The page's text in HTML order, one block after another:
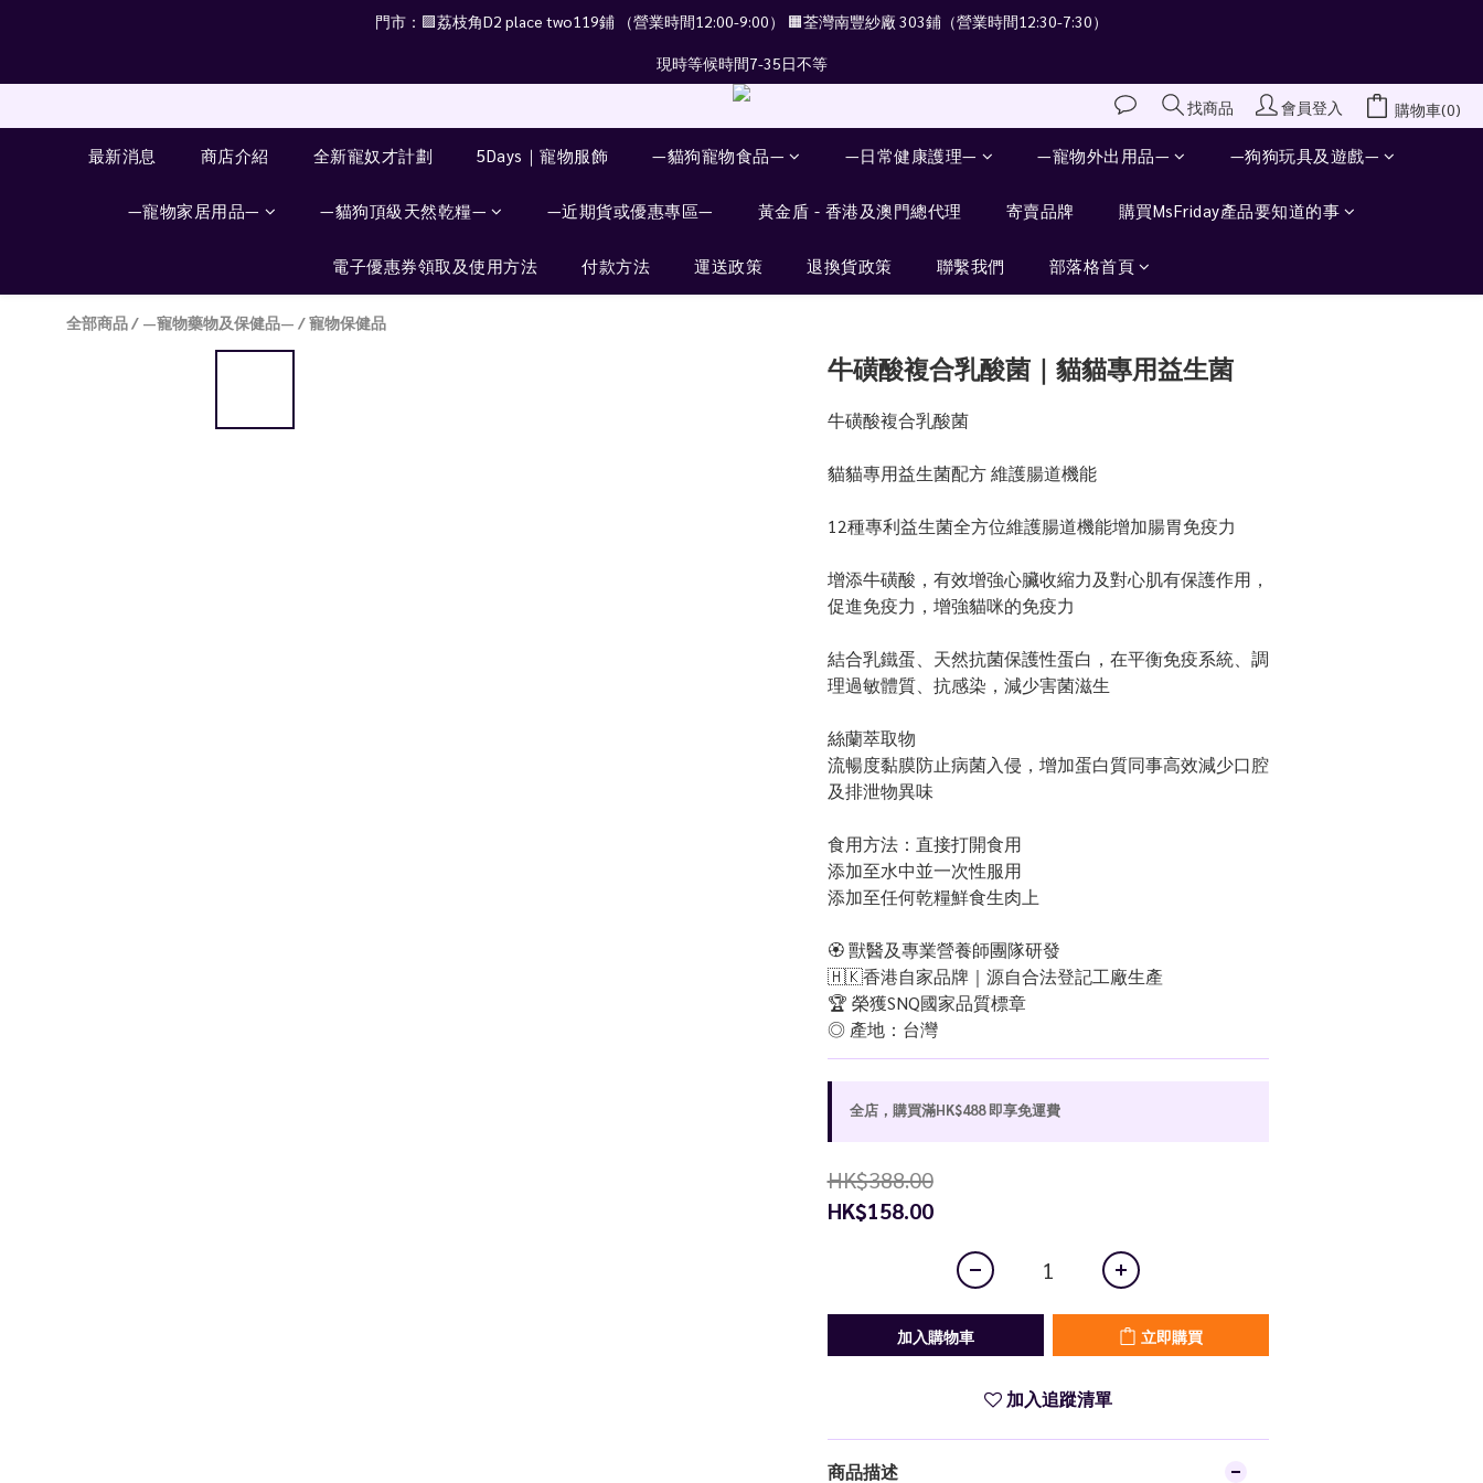
門市：🟪荔枝角D2 place two119鋪 （營業時間12:00-9:00） 🟧荃灣南豐紗廠 303鋪（營業時間12:30-7:30）
現時等候時間7-35日不等
找商品 會員登入 購物車(0)
最新消息 商店介紹 全新寵奴才計劃 5Days｜寵物服飾 —貓狗寵物食品— —日常健康護理— —寵物外出用品— —狗狗玩具及遊戲—
—寵物家居用品— —貓狗頂級天然乾糧— —近期貨或優惠專區— 黃金盾 - 香港及澳門總代理 寄賣品牌 購買MsFriday產品要知道的事
電子優惠券領取及使用方法 付款方法 運送政策 退換貨政策 聯繫我們 部落格首頁
全部商品/ —寵物藥物及保健品— /寵物保健品
牛磺酸複合乳酸菌｜貓貓專用益生菌
牛磺酸複合乳酸菌
貓貓專用益生菌配方 維護腸道機能
12種專利益生菌全方位維護腸道機能增加腸胃免疫力
增添牛磺酸，有效增強心臟收縮力及對心肌有保護作用，
促進免疫力，增強貓咪的免疫力
結合乳鐵蛋、天然抗菌保護性蛋白，在平衡免疫系統、調
理過敏體質、抗感染，減少害菌滋生
絲蘭萃取物
流暢度黏膜防止病菌入侵，增加蛋白質同事高效減少口腔
及排泄物異味
食用方法：直接打開食用
添加至水中並一次性服用
添加至任何乾糧鮮食生肉上
🏵 獸醫及專業營養師團隊研發
🇭🇰香港自家品牌｜源自合法登記工廠生產
🏆️ 榮獲SNQ國家品質標章
◎ 產地：台灣
全店，購買滿HK$488 即享免運費
HK$388.00
HK$158.00
加入購物車 立即購買
加入追蹤清單
商品描述